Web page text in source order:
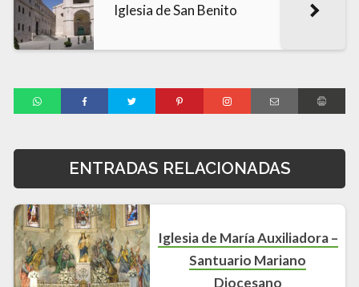
Iglesia de San Benito
ENTRADAS RELACIONADAS
Iglesia de María Auxiliadora –
Santuario Mariano
Diocesano